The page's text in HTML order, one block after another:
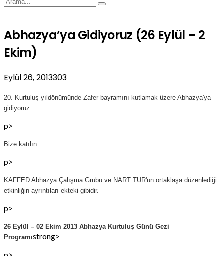
Abhazya’ya Gidiyoruz (26 Eylül – 2
Ekim)
Eylül 26, 2013303
20. Kurtuluş yıldönümünde Zafer bayramını kutlamak üzere Abhazya'ya
gidiyoruz.
p>
Bize katılın....
p>
KAFFED Abhazya Çalışma Grubu ve NART TUR'un ortaklaşa düzenlediği
etkinliğin ayrıntıları ekteki gibidir.
p>
26 Eylül – 02 Ekim 2013 Abhazya Kurtuluş Günü Gezi
Programıstrong>